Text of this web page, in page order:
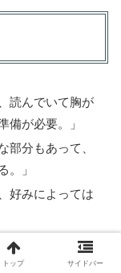
読んでいて胸が
備が必要。」
部分もあって、
。」
好みによっては
て辛い。早く完
ような…。」
トップ サイドバー